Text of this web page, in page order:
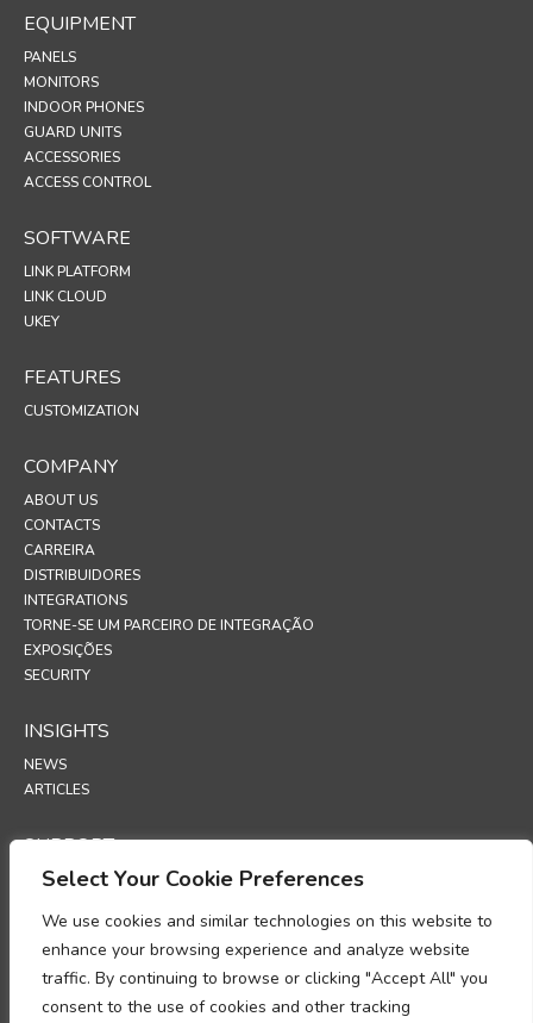
Select Your Cookie Preferences
We use cookies and similar technologies on this website to
enhance your browsing experience and analyze website
traffic. By continuing to browse or clicking "Accept All" you
consent to the use of cookies and other tracking
EQUIPMENT
PANELS
MONITORS
INDOOR PHONES
GUARD UNITS
ACCESSORIES
ACCESS CONTROL
SOFTWARE
LINK PLATFORM
LINK CLOUD
UKEY
FEATURES
CUSTOMIZATION
COMPANY
ABOUT US
CONTACTS
CARREIRA
DISTRIBUIDORES
INTEGRATIONS
TORNE-SE UM PARCEIRO DE INTEGRAÇÃO
EXPOSIÇÕES
SECURITY
INSIGHTS
NEWS
ARTICLES
SUPPORT
TECHNICAL PORTAL
POLICIES
POLÍTICA DE PRIVACIDADE
POLÍTICA DE COOKIES
MEMORANDO SOBRE A CONFORMIDADE NO TRATAMENTO DE